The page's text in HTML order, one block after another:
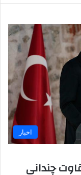
اخبار
چندانی